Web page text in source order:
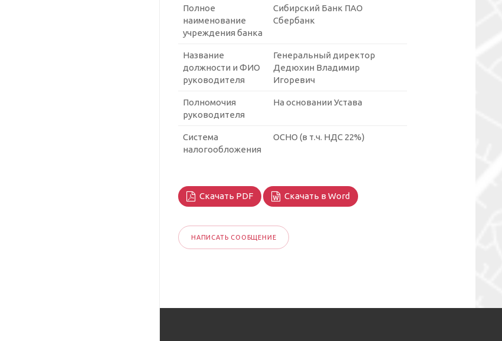
Полное
наименование
учреждения банка
Сибирский Банк ПАО
Сбербанк
Название
должности и ФИО
руководителя
Генеральный директор
Дедюхин Владимир
Игоревич
Полномочия
руководителя
На основании Устава
Система
налогообложения
ОСНО (в т.ч. НДС 22%)
Скачать PDF Скачать в Word
НАПИСАТЬ СООБЩЕНИЕ